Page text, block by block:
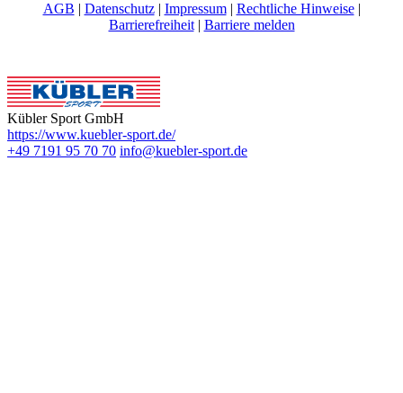
AGB | Datenschutz| Impressum| Rechtliche Hinweise|
Barrierefreiheit| Barriere melden
Kübler Sport GmbH
https://www.kuebler-sport.de/
+49 7191 95 70 70 info@kuebler-sport.de